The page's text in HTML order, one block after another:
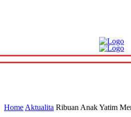
Home Aktualita Ribuan Anak Yatim